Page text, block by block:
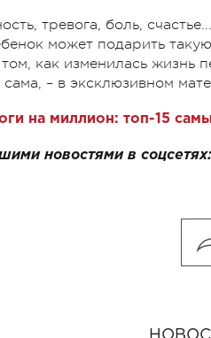
тревога, боль,
может подарить
как изменилась жизнь
сама, – в эксклюзивном
на миллион: топ-15
новостями в соцсетях: